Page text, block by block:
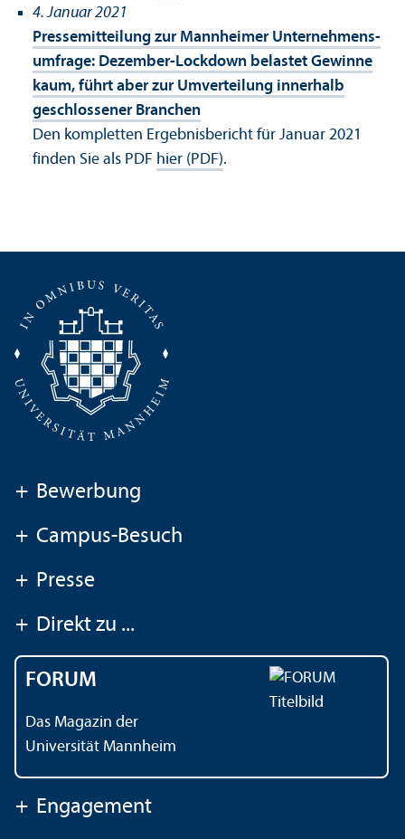
4. Januar 2021
Pressemitteilung zur Mannheimer Unter­nehmens­
umfrage: Dezember-Lockdown belastet Gewinne
kaum, führt aber zur Umverteilung innerhalb
geschlossener Branchen
Den kompletten Ergebnisbericht für Januar 2021
finden Sie als PDF hier (PDF).
+ Bewerbung
+ Campus-Besuch
+ Presse
+ Direkt zu ...
FORUM
Das Magazin der
Universität Mannheim
+ Engagement